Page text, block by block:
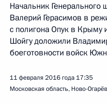
Начальник
Валерий Герасимов в
с полигона Опук в Крыму
Шойгу доложили
боеготовности войск
11 февраля 2016 года 17:35
Московская область, Ново-